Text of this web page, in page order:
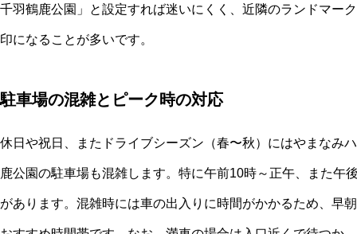
千羽鶴鹿公園」と設定すれば迷いにくく、近隣のランドマー
印になることが多いです。
駐車場の混雑とピーク時の対応
休日や祝日、またドライブシーズン（春〜秋）にはやまなみ
鹿公園の駐車場も混雑します。特に午前10時～正午、また午
があります。混雑時には車の出入りに時間がかかるため、早